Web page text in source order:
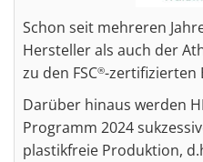
Schon seit mehreren
Hersteller als auch der
zu den FSC®-zertifizierten
Darüber hinaus werden
Programm 2024
plastikfreie Produktion,